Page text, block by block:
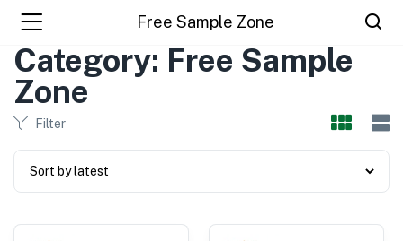
Free Sample Zone
Category: Free Sample
Zone
Filter